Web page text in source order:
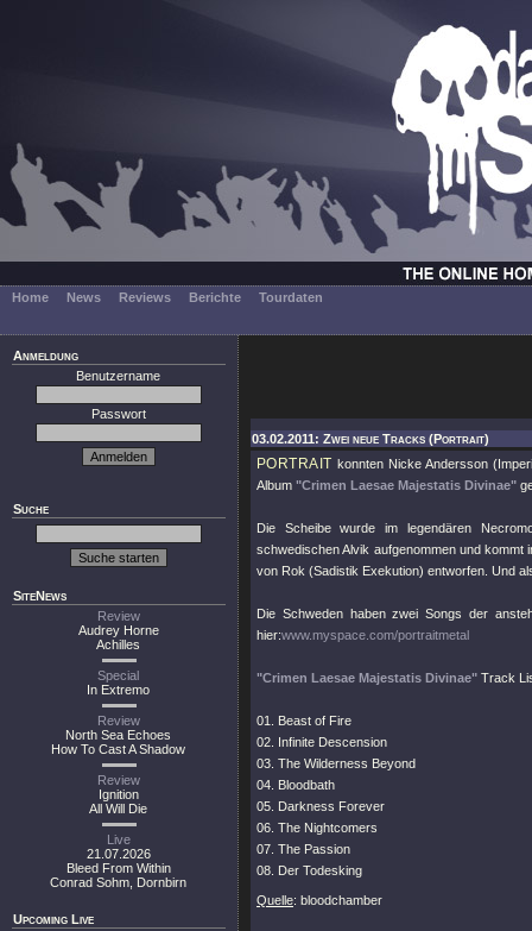
Home News Reviews Berichte Tourdaten
Anmeldung
Benutzername
Passwort
Suche
SiteNews
Review
Audrey Horne
Achilles
Special
In Extremo
Review
North Sea Echoes
How To Cast A Shadow
Review
Ignition
All Will Die
Live
21.07.2026
Bleed From Within
Conrad Sohm, Dornbirn
Upcoming Live
03.02.2011: Zwei neue Tracks (Portrait)
PORTRAIT konnten Nicke Andersson
Album "Crimen Laesae Majestatis Divinae"
Die Scheibe wurde im legendären
schwedischen Alvik aufgenommen und kommt
von Rok (Sadistik Exekution) entworfen. Und
Die Schweden haben zwei Songs der
hier:www.myspace.com/portraitmetal
"Crimen Laesae Majestatis Divinae" Track
01. Beast of Fire
02. Infinite Descension
03. The Wilderness Beyond
04. Bloodbath
05. Darkness Forever
06. The Nightcomers
07. The Passion
08. Der Todesking
Quelle: bloodchamber